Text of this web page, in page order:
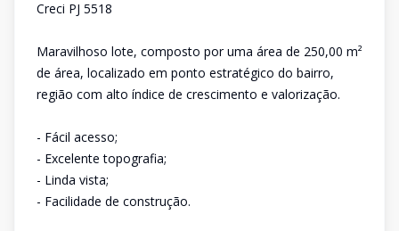
Creci PJ 5518
Maravilhoso lote, composto por uma área de 250,00 m²
de área, localizado em ponto estratégico do bairro,
região com alto índice de crescimento e valorização.
- Fácil acesso;
- Excelente topografia;
- Linda vista;
- Facilidade de construção.